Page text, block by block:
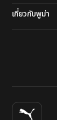
เกี่ยวกับพูม่า